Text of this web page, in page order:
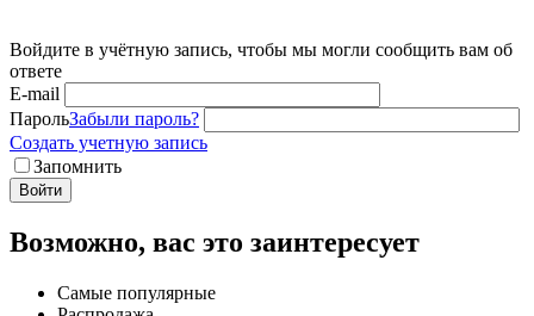
Войдите в учётную запись, чтобы мы могли сообщить вам об
ответе
E-mail
ПарольЗабыли пароль?
Создать учетную запись
Запомнить
Войти
Возможно, вас это заинтересует
Самые популярные